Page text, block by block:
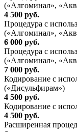
(«Алгоминал»,
4 500 руб.
Процедура с
(«Алгоминал»,
6 000 руб.
Процедура с
(«Алгоминал»,
7 000 руб.
Кодирование с
(«Дисульфирам»)
4 500 руб.
Кодирование с
4 500 руб.
Расширенная